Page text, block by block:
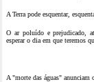
A Terra pode esquentar,
O ar poluído e prejudicado,
esperar o dia em que teremos
A "morte das águas" anunciam